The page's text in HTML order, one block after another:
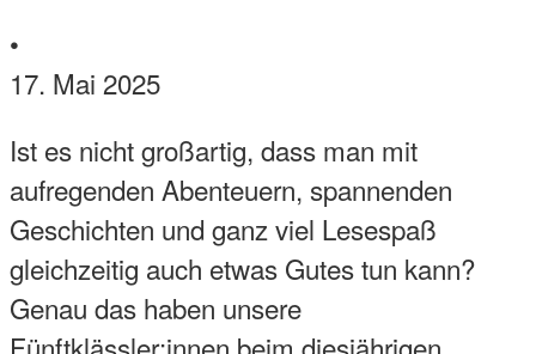
•
17. Mai 2025
Ist es nicht großartig, dass man mit
aufregenden Abenteuern, spannenden
Geschichten und ganz viel Lesespaß
gleichzeitig auch etwas Gutes tun kann?
Genau das haben unsere
Fünftklässler:innen beim diesjährigen